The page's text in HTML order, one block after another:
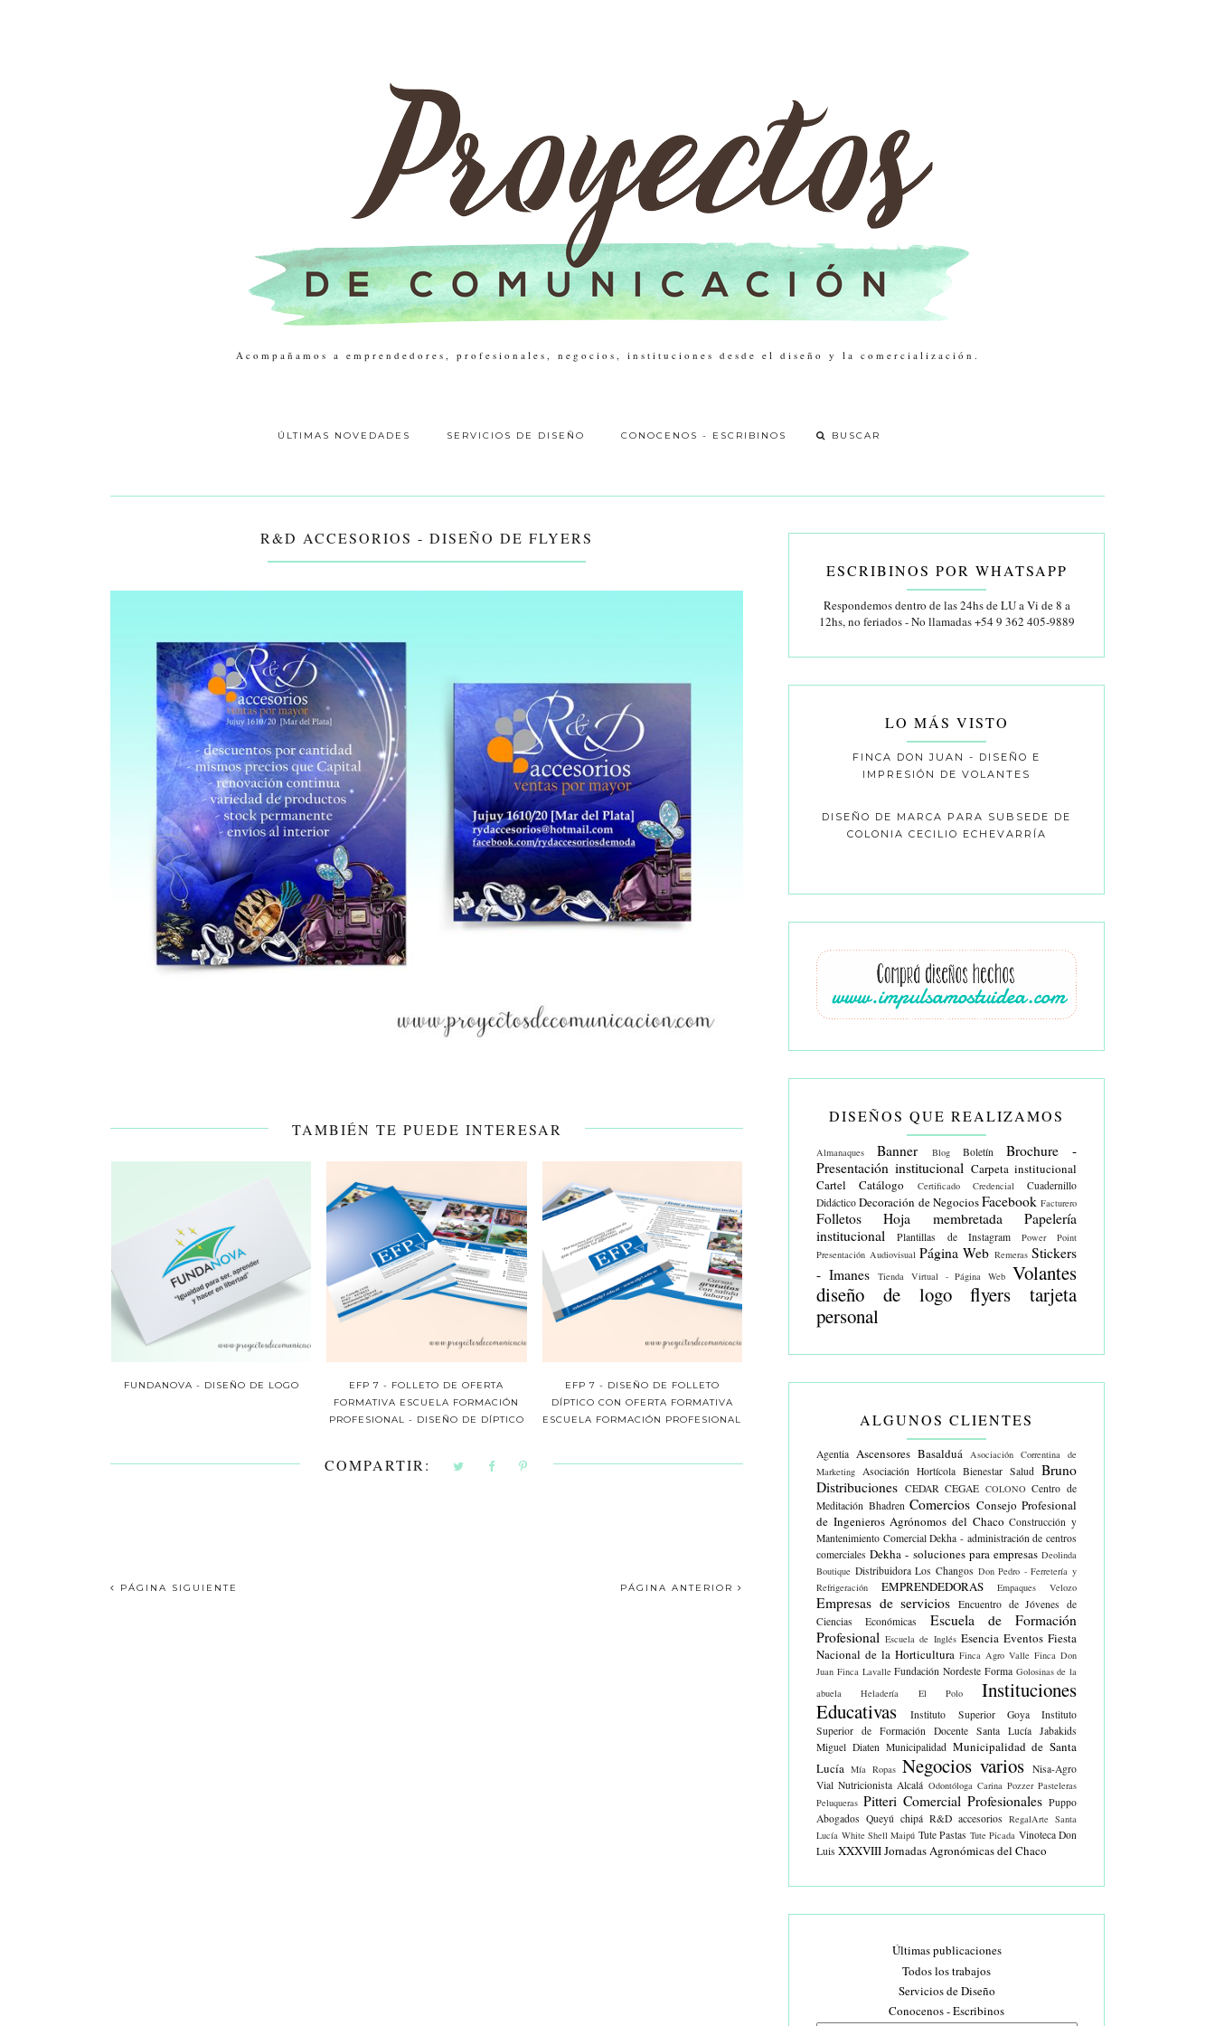
Acompañamos a emprendedores, profesionales, negocios, instituciones desde el diseño y la comercialización.
ÚLTIMAS NOVEDADES SERVICIOS DE DISEÑO CONOCENOS - ESCRIBINOS
R&D ACCESORIOS - DISEÑO DE FLYERS
TAMBIÉN TE PUEDE INTERESAR
FUNDANOVA - DISEÑO DE LOGO
EFP 7 - FOLLETO DE OFERTA
FORMATIVA ESCUELA FORMACIÓN
PROFESIONAL - DISEÑO DE DÍPTICO
EFP 7 - DISEÑO DE FOLLETO
DÍPTICO CON OFERTA FORMATIVA
ESCUELA FORMACIÓN PROFESIONAL
COMPARTIR:
PÁGINA SIGUIENTE PÁGINA ANTERIOR
ESCRIBINOS POR WHATSAPP
Respondemos dentro de las 24hs de LU a Vi de 8 a
12hs, no feriados - No llamadas +54 9 362 405-9889
LO MÁS VISTO
FINCA DON JUAN - DISEÑO E
IMPRESIÓN DE VOLANTES
DISEÑO DE MARCA PARA SUBSEDE DE
COLONIA CECILIO ECHEVARRÍA
DISEÑOS QUE REALIZAMOS
Almanaques Banner Blog Boletín
Brochure -
Presentación institucional Carpeta institucional
Cartel
Catálogo Certificado Credencial
Cuadernillo
Didáctico Decoración de NegociosFacebook Facturero
Folletos Hoja membretada
Papelería
institucional
Plantillas de Instagram
Power Point
Presentación Audiovisual Página Web Remeras Stickers
- Imanes
Tienda Virtual - Página Web Volantes
diseño de logo
flyers
tarjeta
personal
ALGUNOS CLIENTES
Agentia Ascensores Basalduá Asociación Correntina de
Marketing Asociación Hortícola Bienestar Salud Bruno
Distribuciones CEDAR CEGAE COLONO Centro de
Meditación Bhadren Comercios Consejo Profesional
de Ingenieros Agrónomos del Chaco Construcción y
Mantenimiento Comercial Dekha - administración de centros
comerciales Dekha - soluciones para empresas Deolinda
Boutique Distribuidora Los Changos Don Pedro - Ferretería y
Refrigeración
EMPRENDEDORAS Empaques Velozo
Empresas de servicios
Encuentro de Jóvenes de
Ciencias Económicas
Escuela de Formación
Profesional Escuela de Inglés Esencia Eventos Fiesta
Nacional de la Horticultura Finca Agro Valle Finca Don
Juan Finca Lavalle Fundación Nordeste Forma Golosinas de la
abuela
Heladería El Polo
Instituciones
Educativas
Instituto Superior Goya
Instituto
Superior de Formación Docente Santa Lucía
Jabakids
Miguel Diaten Municipalidad Municipalidad de Santa
Lucía Mía Ropas Negocios varios
Nisa-Agro
Vial Nutricionista Alcalá Odontóloga Carina Pozzer Pasteleras
Peluqueras Pitteri Comercial Profesionales Puppo
Abogados Queyú chipá R&D accesorios RegalArte Santa
Lucía White Shell Maipú Tute Pastas Tute Picada Vinoteca Don
Luis XXXVIII Jornadas Agronómicas del Chaco
Últimas publicaciones
Todos los trabajos
Servicios de Diseño
Conocenos - Escribinos